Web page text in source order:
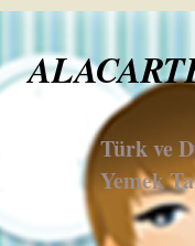
Türk ve
Yemek